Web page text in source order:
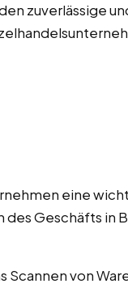
zuverlässige
eine
Geschäfts in
von